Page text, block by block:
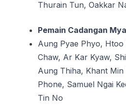
Thurain Tun, Oakkar
Pemain Cadangan
Aung Pyae Phyo, Htoo
Chaw, Ar Kar Kyaw,
Aung Thiha, Khant Min
Phone, Samuel Ngai
Tin No